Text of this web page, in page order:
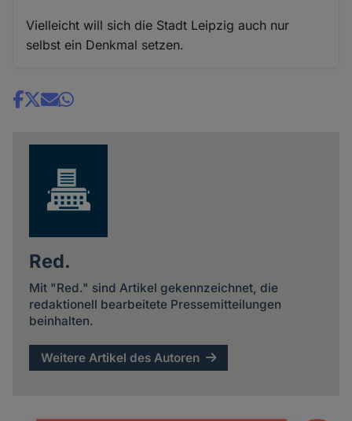
Vielleicht will sich die Stadt Leipzig auch nur
selbst ein Denkmal setzen.
Share
Red.
Mit "Red." sind Artikel gekennzeichnet, die
redaktionell bearbeitete Pressemitteilungen
beinhalten.
Weitere Artikel des Autoren